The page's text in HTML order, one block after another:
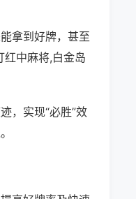
拿到好牌，甚至
中麻将,白金岛
，实现“必胜”效